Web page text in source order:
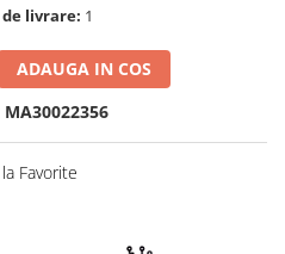
livrare: 1
ADAUGA IN COS
MA30022356
Favorite